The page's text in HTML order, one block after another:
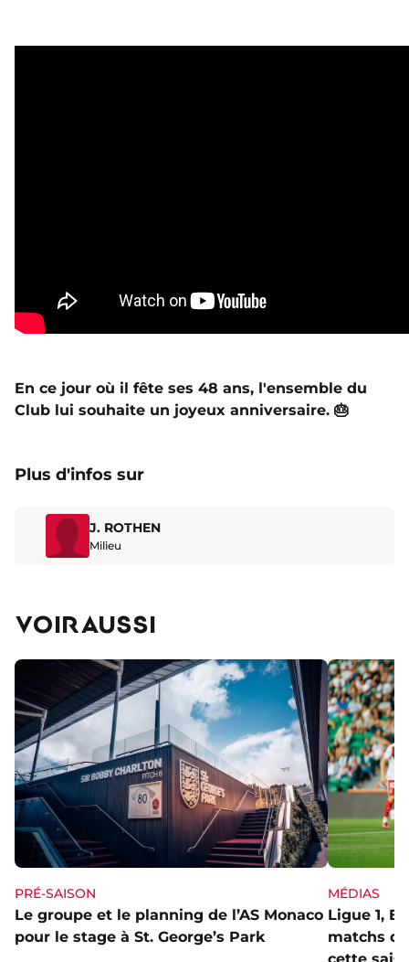
En ce jour où il fête ses 48 ans, l'ensemble du
Club lui souhaite un joyeux anniversaire. 🎂
Plus d'infos sur
J. ROTHEN
Milieu
VOIR AUSSI
PRÉ-SAISON
Le groupe et le planning de l’AS Monaco
pour le stage à St. George’s Park
MÉDIAS
Ligue 1,
matchs